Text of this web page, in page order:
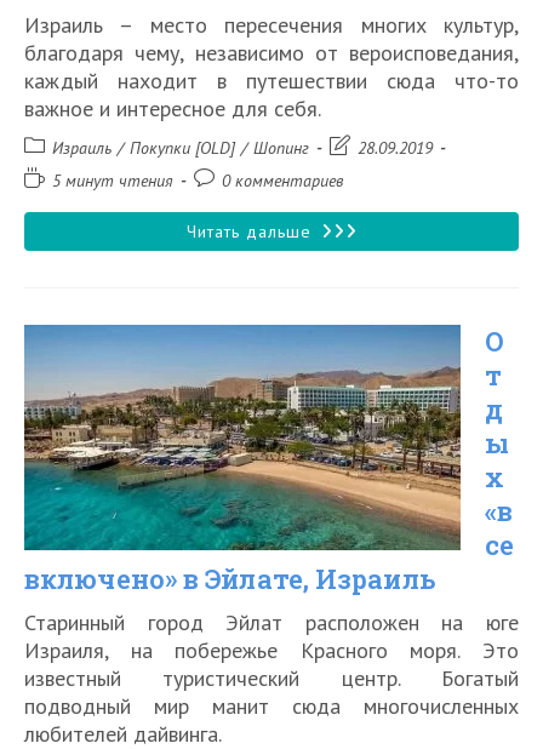
туристам?
Израиль – место пересечения многих культур,
благодаря чему, независимо от вероисповедания,
каждый находит в путешествии сюда что-то
важное и интересное для себя.
Рубрика
записи:
Израиль / Покупки [OLD] / Шопинг
Запись28.09.2019
Время5 минут чтения
Комментарии
записи:
0 комментариев
Читать дальше Что
Израиля
О
т
д
ы
х
«в
се
включено» в Эйлате, Израиль
Старинный город Эйлат расположен на юге
Израиля, на побережье Красного моря. Это
известный туристический центр. Богатый
подводный мир манит сюда многочисленных
любителей дайвинга.